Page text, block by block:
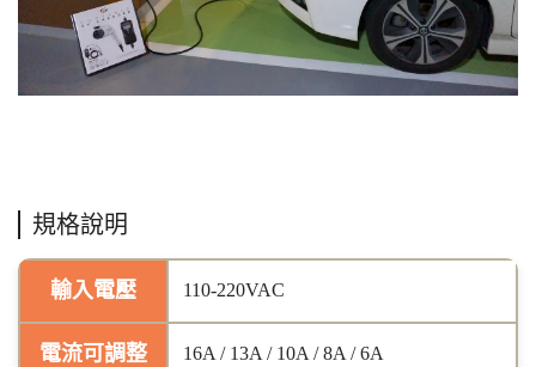
規格說明
輸入電壓 110-220VAC
電流可調整 16A / 13A / 10A / 8A / 6A